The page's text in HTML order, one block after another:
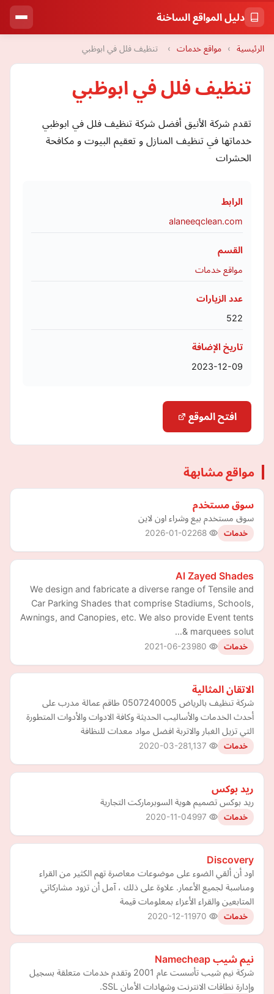
دليل المواقع الساخنة
الرئيسية › مواقع خدمات › تنظيف فلل في ابوظبي
تنظيف فلل في ابوظبي
تقدم شركة الأنيق أفضل شركة تنظيف فلل في ابوظبي
خدماتها في تنظيف المنازل و تعقيم البيوت و مكافحة
الحشرات
الرابط
alaneeqclean.com
القسم
مواقع خدمات
عدد الزيارات
522
تاريخ الإضافة
2023-12-09
افتح الموقع
مواقع مشابهة
سوق مستخدم
سوق مستخدم بيع وشراء اون لاين
خدمات 2026-01-02
Al Zayed Shades
We design and fabricate a diverse range of Tensile and
Car Parking Shades that comprise Stadiums, Schools,
Awnings, and Canopies, etc. We also provide Event tents
& marquees solut…
خدمات 2021-06-23
الاتقان المثالية
شركة تنظيف بالرياض 0507240005 طاقم عمالة مدرب على
أحدث الخدمات والأساليب الحديثة وكافة الادوات والأدوات المتطورة
التي تزيل الغبار والاتربة افضل مواد معدات للنظافة
خدمات 2020-03-28
ريد بوكس
ريد بوكس تصميم هوية السوبرماركت التجارية
خدمات 2020-11-04
Discovery
اود أن ألقي الضوء على موضوعات معاصرة تهم الكثير من القراء
ومناسبة لجميع الأعمار. علاوة على ذلك ، آمل أن تزود مشاركاتي
المتابعين والقراء الأعزاء بمعلومات قيمة
خدمات 2020-12-11
نيم شيب Namecheap
شركة نيم شيب تأسست عام 2001 وتقدم خدمات متعلقة بسجيل
وإدارة نطاقات الانترنت وشهادات الأمان SSL.